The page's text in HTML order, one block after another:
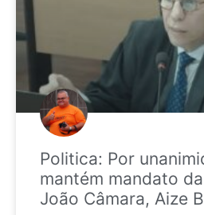
Politica: Por
mantém mandato
João Câmara, Aize